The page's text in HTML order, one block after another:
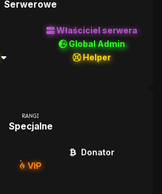
Serwerowe
Właściciel serwera
Global Admin
Helper
RANGI
Specjalne
Donator
VIP